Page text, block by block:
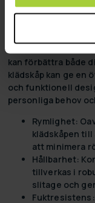
Maximera Ditt
Klädskåp är inte
kan förbättra både
klädskåp kan ge en
och funktionell
personliga behov
Rymlighet:
klädskåpen
att minimera
Hållbarhet:
tillverkas i
slitage och
Fuktresistens: